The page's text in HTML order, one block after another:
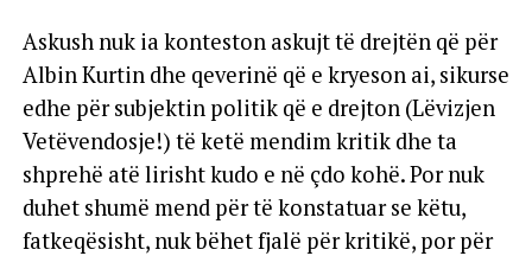
Askush nuk ia konteston askujt të drejtën që për
Albin Kurtin dhe qeverinë që e kryeson ai, sikurse
edhe për subjektin politik që e drejton (Lëvizjen
Vetëvendosje!) të ketë mendim kritik dhe ta
shprehë atë lirisht kudo e në çdo kohë. Por nuk
duhet shumë mend për të konstatuar se këtu,
fatkeqësisht, nuk bëhet fjalë për kritikë, por për